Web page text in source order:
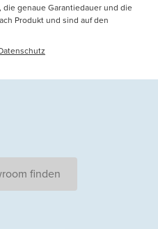
die genaue Garantiedauer und die
Produkt und sind auf den
finden